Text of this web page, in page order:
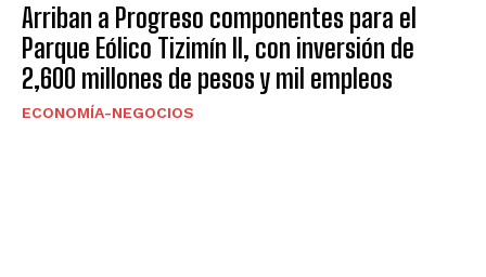
Arriban a Progreso componentes para el
Parque Eólico Tizimín II, con inversión de
2,600 millones de pesos y mil empleos
ECONOMÍA-NEGOCIOS